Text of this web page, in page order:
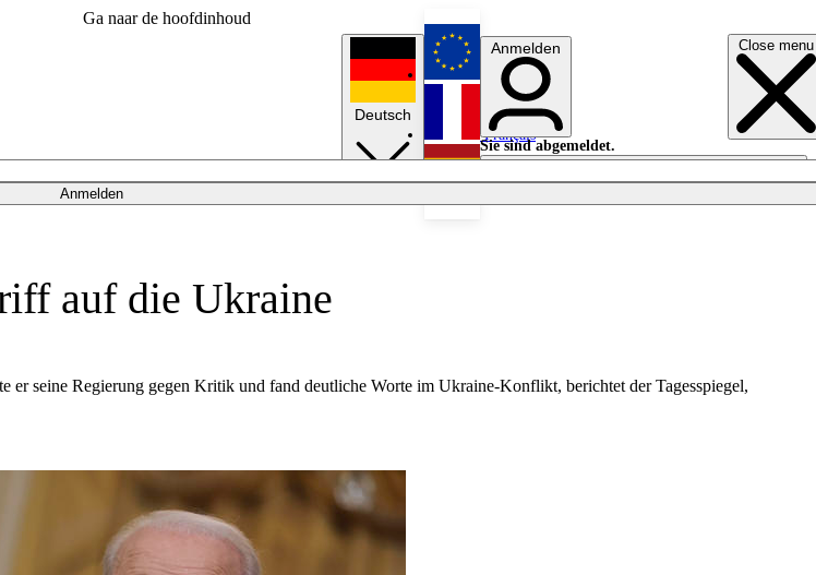
Ga naar de hoofdinhoud
Close menu
Anmelden
Deutsch
English
Français
Anmelden
Sie sind abgemeldet.
Anmelden
Licht aus
auf die Ukraine
er seine Regierung gegen Kritik und fand deutliche Worte im Ukraine-Konflikt, berichtet der Tagesspiegel,